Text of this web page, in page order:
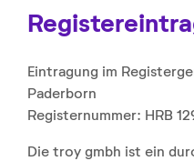
Eintragung im
Paderborn
Registernummer: HRB
Die troy gmbh ist ein